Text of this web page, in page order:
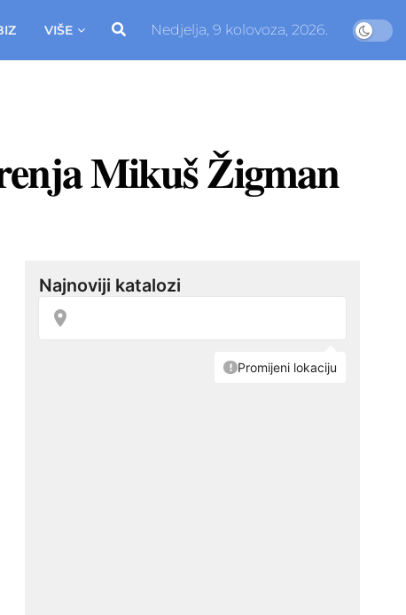
VIŠE Nedjelja, 9 kolovoza, 2026.
Mikuš Žigman